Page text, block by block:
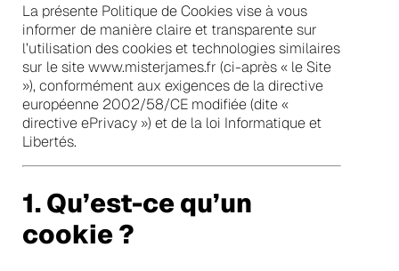
La présente Politique de Cookies vise à vous
informer de manière claire et transparente sur
l’utilisation des cookies et technologies similaires
sur le site www.misterjames.fr (ci-après « le Site
»), conformément aux exigences de la directive
européenne 2002/58/CE modifiée (dite «
directive ePrivacy ») et de la loi Informatique et
Libertés.
1. Qu’est-ce qu’un
cookie ?